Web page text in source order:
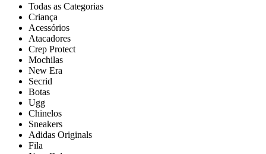
Todas as Categorias
Criança
Acessórios
Atacadores
Crep Protect
Mochilas
New Era
Secrid
Botas
Ugg
Chinelos
Sneakers
Adidas Originals
Fila